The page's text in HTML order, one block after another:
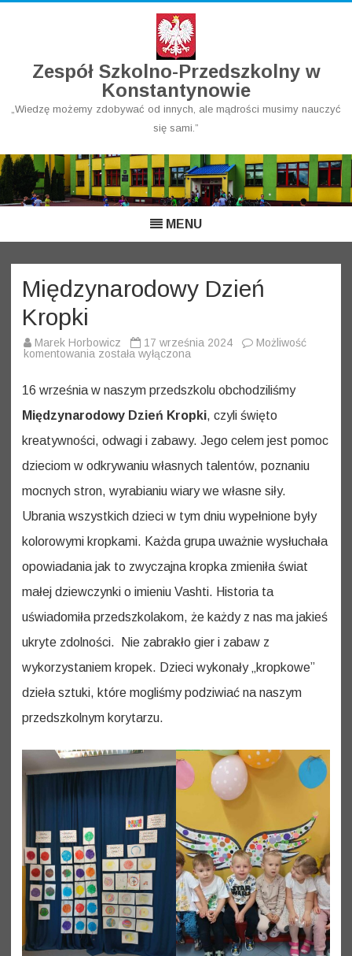
Zespół Szkolno-Przedszkolny w
Konstantynowie
„Wiedzę możemy zdobywać od innych, ale mądrości musimy nauczyć
się sami.”
Skip
to
content
MENU
Międzynarodowy Dzień
Kropki
Marek Horbowicz 17 września 2024
Możliwość
komentowania Międzynarodowy
została wyłączona
16 września w naszym przedszkolu obchodziliśmy
Międzynarodowy Dzień Kropki, czyli święto
kreatywności, odwagi i zabawy. Jego celem jest pomoc
dzieciom w odkrywaniu własnych talentów, poznaniu
mocnych stron, wyrabianiu wiary we własne siły.
Ubrania wszystkich dzieci w tym dniu wypełnione były
kolorowymi kropkami. Każda grupa uważnie wysłuchała
opowiadania jak to zwyczajna kropka zmieniła świat
małej dziewczynki o imieniu Vashti. Historia ta
uświadomiła przedszkolakom, że każdy z nas ma jakieś
ukryte zdolności. Nie zabrakło gier i zabaw z
wykorzystaniem kropek. Dzieci wykonały „kropkowe”
dzieła sztuki, które mogliśmy podziwiać na naszym
przedszkolnym korytarzu.